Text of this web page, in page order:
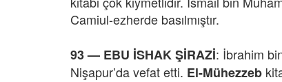
Camiul-ezherde basılmıştır.
93 — EBU İSHAK ŞİRAZİ: İbrahim
Nişapur’da vefat etti. El-Mühezzeb